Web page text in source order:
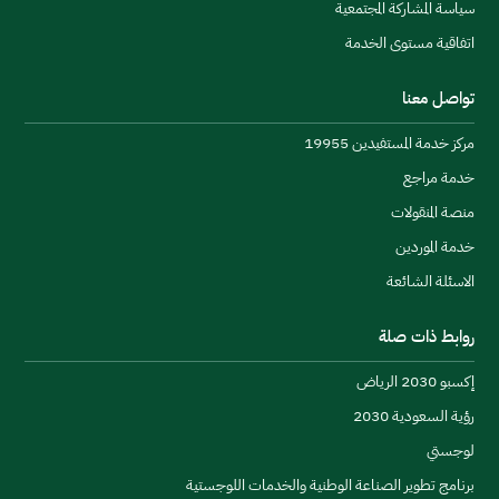
البشرية في القطاع، ونقل أفضل الممارسات والتجارب في
توطين صناعات السكك الحديدية.
سياسة المشاركة المجتمعية
اتفاقية مستوى الخدمة
تواصل معنا
مركز خدمة المستفيدين 19955
خدمة مراجع
منصة المنقولات
خدمة الموردين
الاسئلة الشائعة
روابط ذات صلة
إكسبو 2030 الرياض
رؤية السعودية 2030
لوجستي
برنامج تطوير الصناعة الوطنية والخدمات اللوجستية